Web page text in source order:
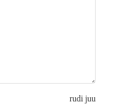
rudi juu